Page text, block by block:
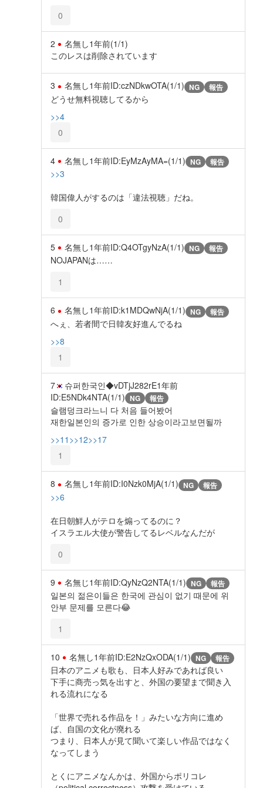
0
2 名無し1年前(1/1)
このレスは削除されています
3 名無し1年前ID:czNDkwOTA(1/1) NG 報告
どうせ無料視聴してるから
>>4
0
4 名無し1年前ID:EyMzAyMA=(1/1) NG 報告
>>3
韓国偉人がするのは「違法視聴」だね。
0
5 名無し1年前ID:Q4OTgyNzA(1/1) NG 報告
NOJAPANは……
1
6 名無し1年前ID:k1MDQwNjA(1/1) NG 報告
へぇ、若者間で日韓友好進んでるね
>>8
1
7 슈퍼한국인◆vDTjJ282rE1年前
ID:E5NDk4NTA(1/1) NG 報告
슬램덩크라느니 다 처음 들어봤어
재한일본인의 증가로 인한 상승이라고보면될까
>>11 >>12>>17
1
8 名無し1年前ID:I0Nzk0MjA(1/1) NG 報告
>>6
在日朝鮮人がテロを煽ってるのに？
イスラエル大使が警告してるレベルなんだが
0
9 名無じ1年前ID:QyNzQ2NTA(1/1) NG 報告
일본의 젊은이들은 한국에 관심이 없기 때문에 위
안부 문제를 모른다😂
1
10 名無し1年前ID:E2NzQxODA(1/1) NG 報告
日本のアニメも歌も、日本人好みであれば良い
下手に商売っ気を出すと、外国の要望まで聞き入
れる流れになる
「世界で売れる作品を！」みたいな方向に進め
ば、自国の文化が廃れる
つまり、日本人が見て聞いて楽しい作品ではなく
なってしまう
とくにアニメなんかは、外国からポリコレ